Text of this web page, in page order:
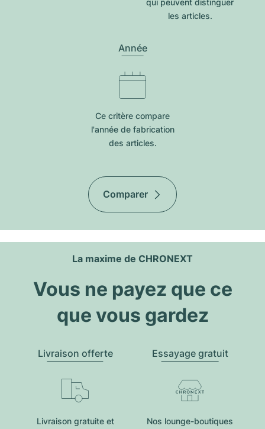
qui peuvent distinguer
les articles.
Année
Ce critère compare
l'année de fabrication
des articles.
Comparer
La maxime de CHRONEXT
Vous ne payez que ce
que vous gardez
Livraison offerte
Livraison gratuite et
Essayage gratuit
Nos lounge-boutiques